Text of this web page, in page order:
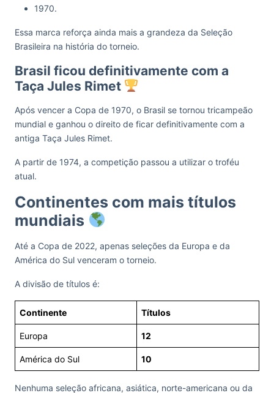
1970.
Essa marca reforça ainda mais a grandeza da Seleção
Brasileira na história do torneio.
Brasil ficou definitivamente com a
Taça Jules Rimet
Após vencer a Copa de 1970, o Brasil se tornou tricampeão
mundial e ganhou o direito de ficar definitivamente com a
antiga Taça Jules Rimet.
A partir de 1974, a competição passou a utilizar o troféu
atual.
Continentes com mais títulos
mundiais
Até a Copa de 2022, apenas seleções da Europa e da
América do Sul venceram o torneio.
A divisão de títulos é:
Continente Títulos
Europa 12
América do Sul 10
Nenhuma seleção africana, asiática, norte-americana ou da